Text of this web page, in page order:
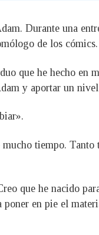
Durante una
de los cómics.
que he hecho en
y aportar un
tiempo.
que he nacido
en pie el